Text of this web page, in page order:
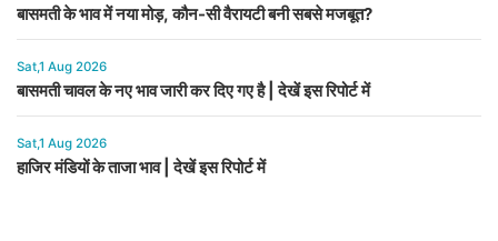
बासमती के भाव में नया मोड़, कौन-सी वैरायटी बनी सबसे मजबूत?
Sat,1 Aug 2026
बासमती चावल के नए भाव जारी कर दिए गए है | देखें इस रिपोर्ट में
Sat,1 Aug 2026
हाजिर मंडियों के ताजा भाव | देखें इस रिपोर्ट में